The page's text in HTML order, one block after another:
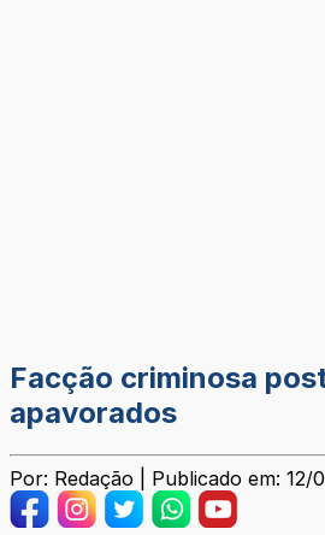
Facção criminosa
apavorados
Por: Redação | Publicado em: